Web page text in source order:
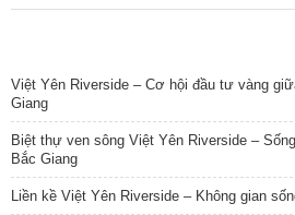
Việt Yên Riverside – Cơ hội đầu tư vàng
Giang
Biệt thự ven sông Việt Yên Riverside –
Bắc Giang
Liền kề Việt Yên Riverside – Không gian